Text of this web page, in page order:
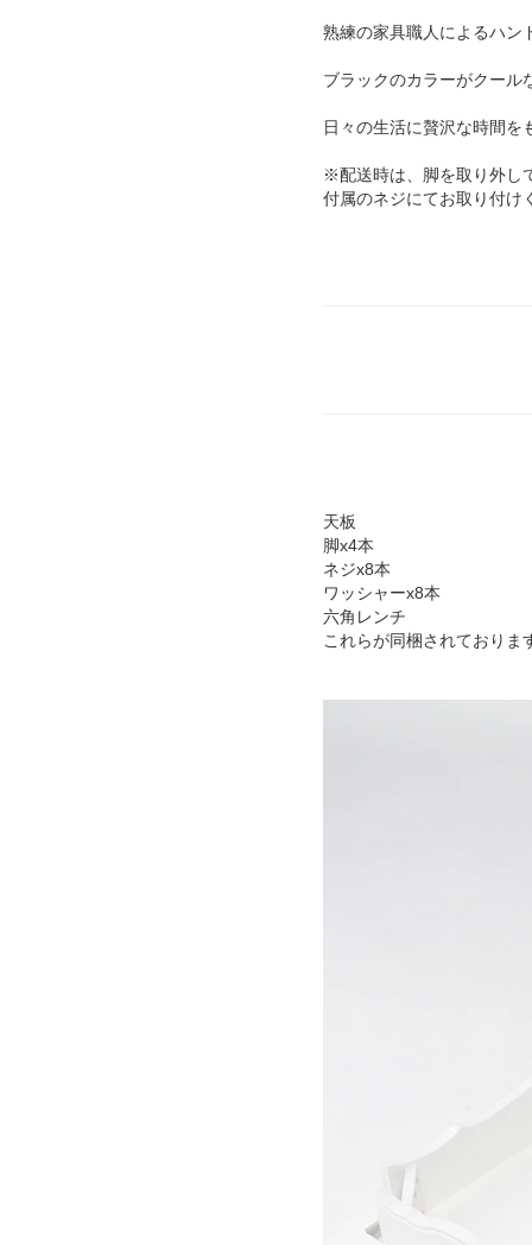
熟練の家具職人によるハン
ブラックのカラーがクール
日々の生活に贅沢な時間を
※配送時は、脚を取り外し
付属のネジにてお取り付け
天板
脚x4本
ネジx8本
ワッシャーx8本
六角レンチ
これらが同梱されておりま